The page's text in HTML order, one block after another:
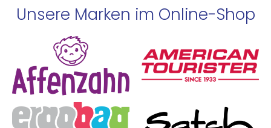
Unsere Marken im Online-Shop